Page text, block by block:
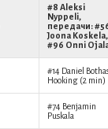
#8 Aleksi
Nyppeli,
передачи:
Joona Koskela,
#96 Onni
#14 Daniel
Hooking (2 min)
#74 Benjamin
Puskala